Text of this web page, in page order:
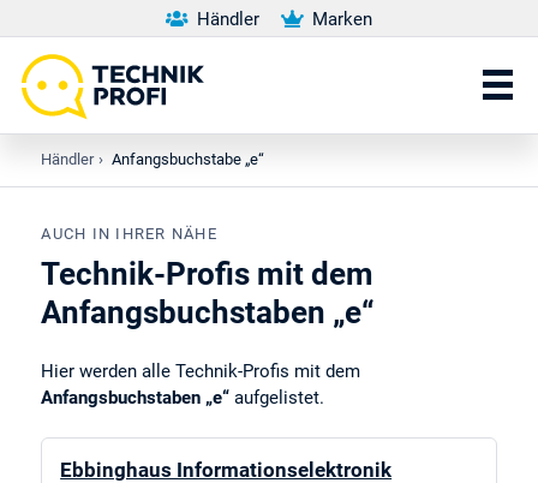
Händler Marken
Händler › Anfangsbuchstabe „e“
AUCH IN IHRER NÄHE
Technik-Profis mit dem
Anfangsbuchstaben „e“
Hier werden alle Technik-Profis mit dem
Anfangsbuchstaben „e“ aufgelistet.
Ebbinghaus Informationselektronik